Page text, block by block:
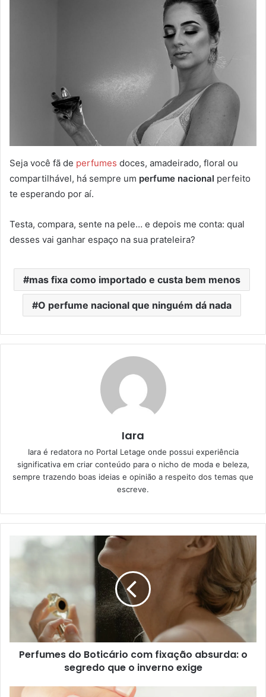
Seja você fã de perfumes doces, amadeirado, floral ou
compartilhável, há sempre um perfume nacional perfeito
te esperando por aí.
Testa, compara, sente na pele… e depois me conta: qual
desses vai ganhar espaço na sua prateleira?
mas fixa como importado e custa bem menos
O perfume nacional que ninguém dá nada
Iara
Iara é redatora no Portal Letage onde possui experiência
significativa em criar conteúdo para o nicho de moda e beleza,
sempre trazendo boas ideias e opinião a respeito dos temas que
escreve.
Perfumes do Boticário com fixação absurda: o
segredo que o inverno exige